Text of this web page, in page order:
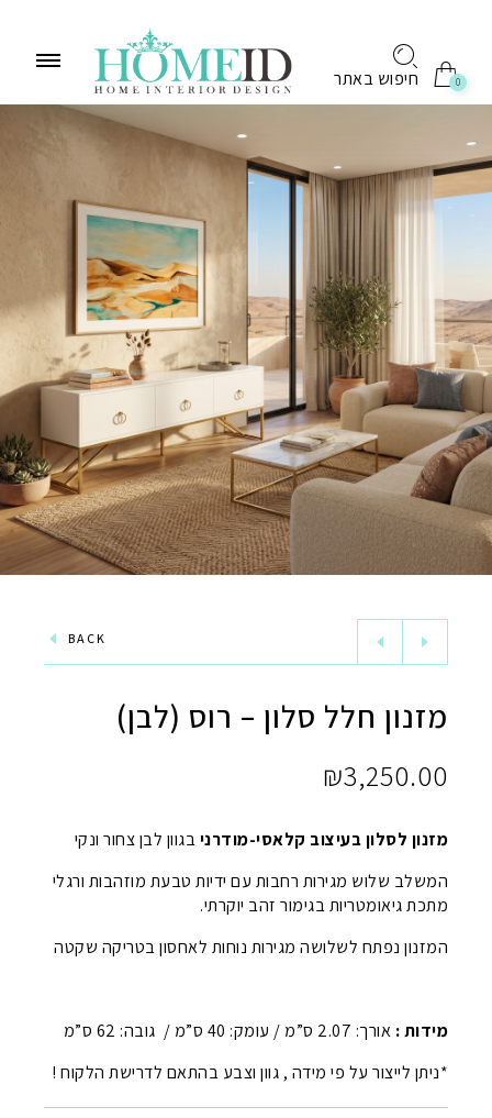
חיפוש באתר 0
BACK
מזנון חלל סלון – רוס (לבן)
₪3,250.00
מזנון לסלון בעיצוב קלאסי-מודרניבגוון לבן צחור ונקי
המשלב שלוש מגירות רחבות עם ידיות טבעת מוזהבות ורגלי
מתכת גיאומטריות בגימור זהב יוקרתי.
המזנון נפתח לשלושה מגירות נוחות לאחסון בטריקה שקטה
מידות : אורך: 2.07 ס”מ / עומק: 40 ס”מ / גובה: 62 ס”מ
*ניתן לייצור על פי מידה , גוון וצבע בהתאם לדרישת הלקוח !